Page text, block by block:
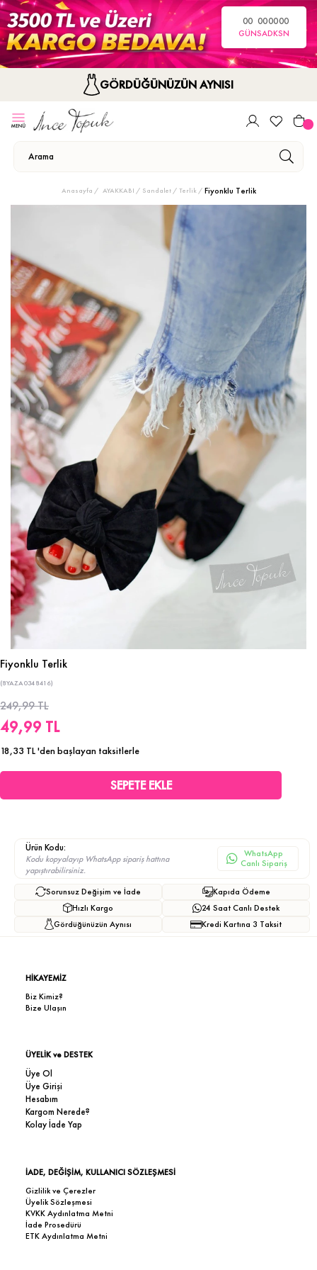
00
GÜN
00
SA
00
DK
00
SN
GÖRDÜĞÜNÜZÜN AYNISI
Anasayfa AYAKKABI Sandalet / Terlik Fiyonklu Terlik
Fiyonklu Terlik
(8YAZA0348416)
249,99 TL
49,99 TL
18,33 TL'den başlayan taksitlerle
Ürün Kodu:
Kodu kopyalayıp WhatsApp sipariş hattına
yapıştırabilirsiniz.
WhatsApp
Canlı Sipariş
Sorunsuz Değişim ve İade
Hızlı Kargo
Gördüğünüzün Aynısı
Kapıda Ödeme
24 Saat Canlı Destek
Kredi Kartına 3 Taksit
HİKAYEMİZ
Biz Kimiz?
Bize Ulaşın
ÜYELİK ve DESTEK
Üye Ol
Üye Girişi
Hesabım
Kargom Nerede?
Kolay İade Yap
İADE, DEĞİŞİM, KULLANICI SÖZLEŞMESİ
Gizlilik ve Çerezler
Üyelik Sözleşmesi
KVKK Aydınlatma Metni
İade Prosedürü
ETK Aydınlatma Metni